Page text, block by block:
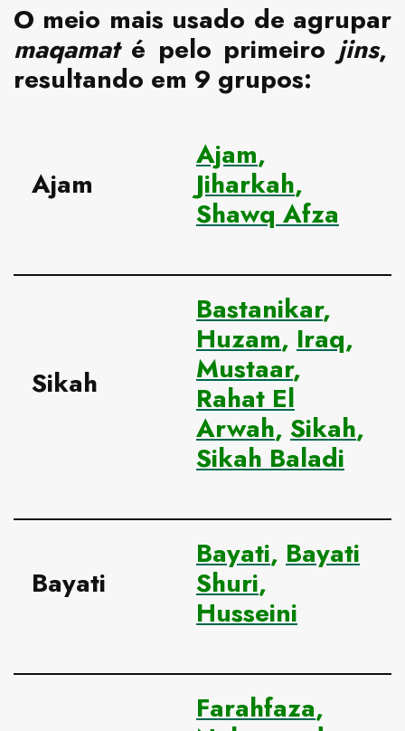
O meio mais usado de agrupar
maqamaté pelo primeirojins,
resultando em 9 grupos:
Ajam
Ajam,
Jiharkah,
Shawq Afza
Sikah
Bastanikar,
Huzam, Iraq,
Mustaar,
Rahat El
Arwah, Sikah,
Sikah Baladi
Bayati
Bayati, Bayati
Shuri,
Husseini
Farahfaza,